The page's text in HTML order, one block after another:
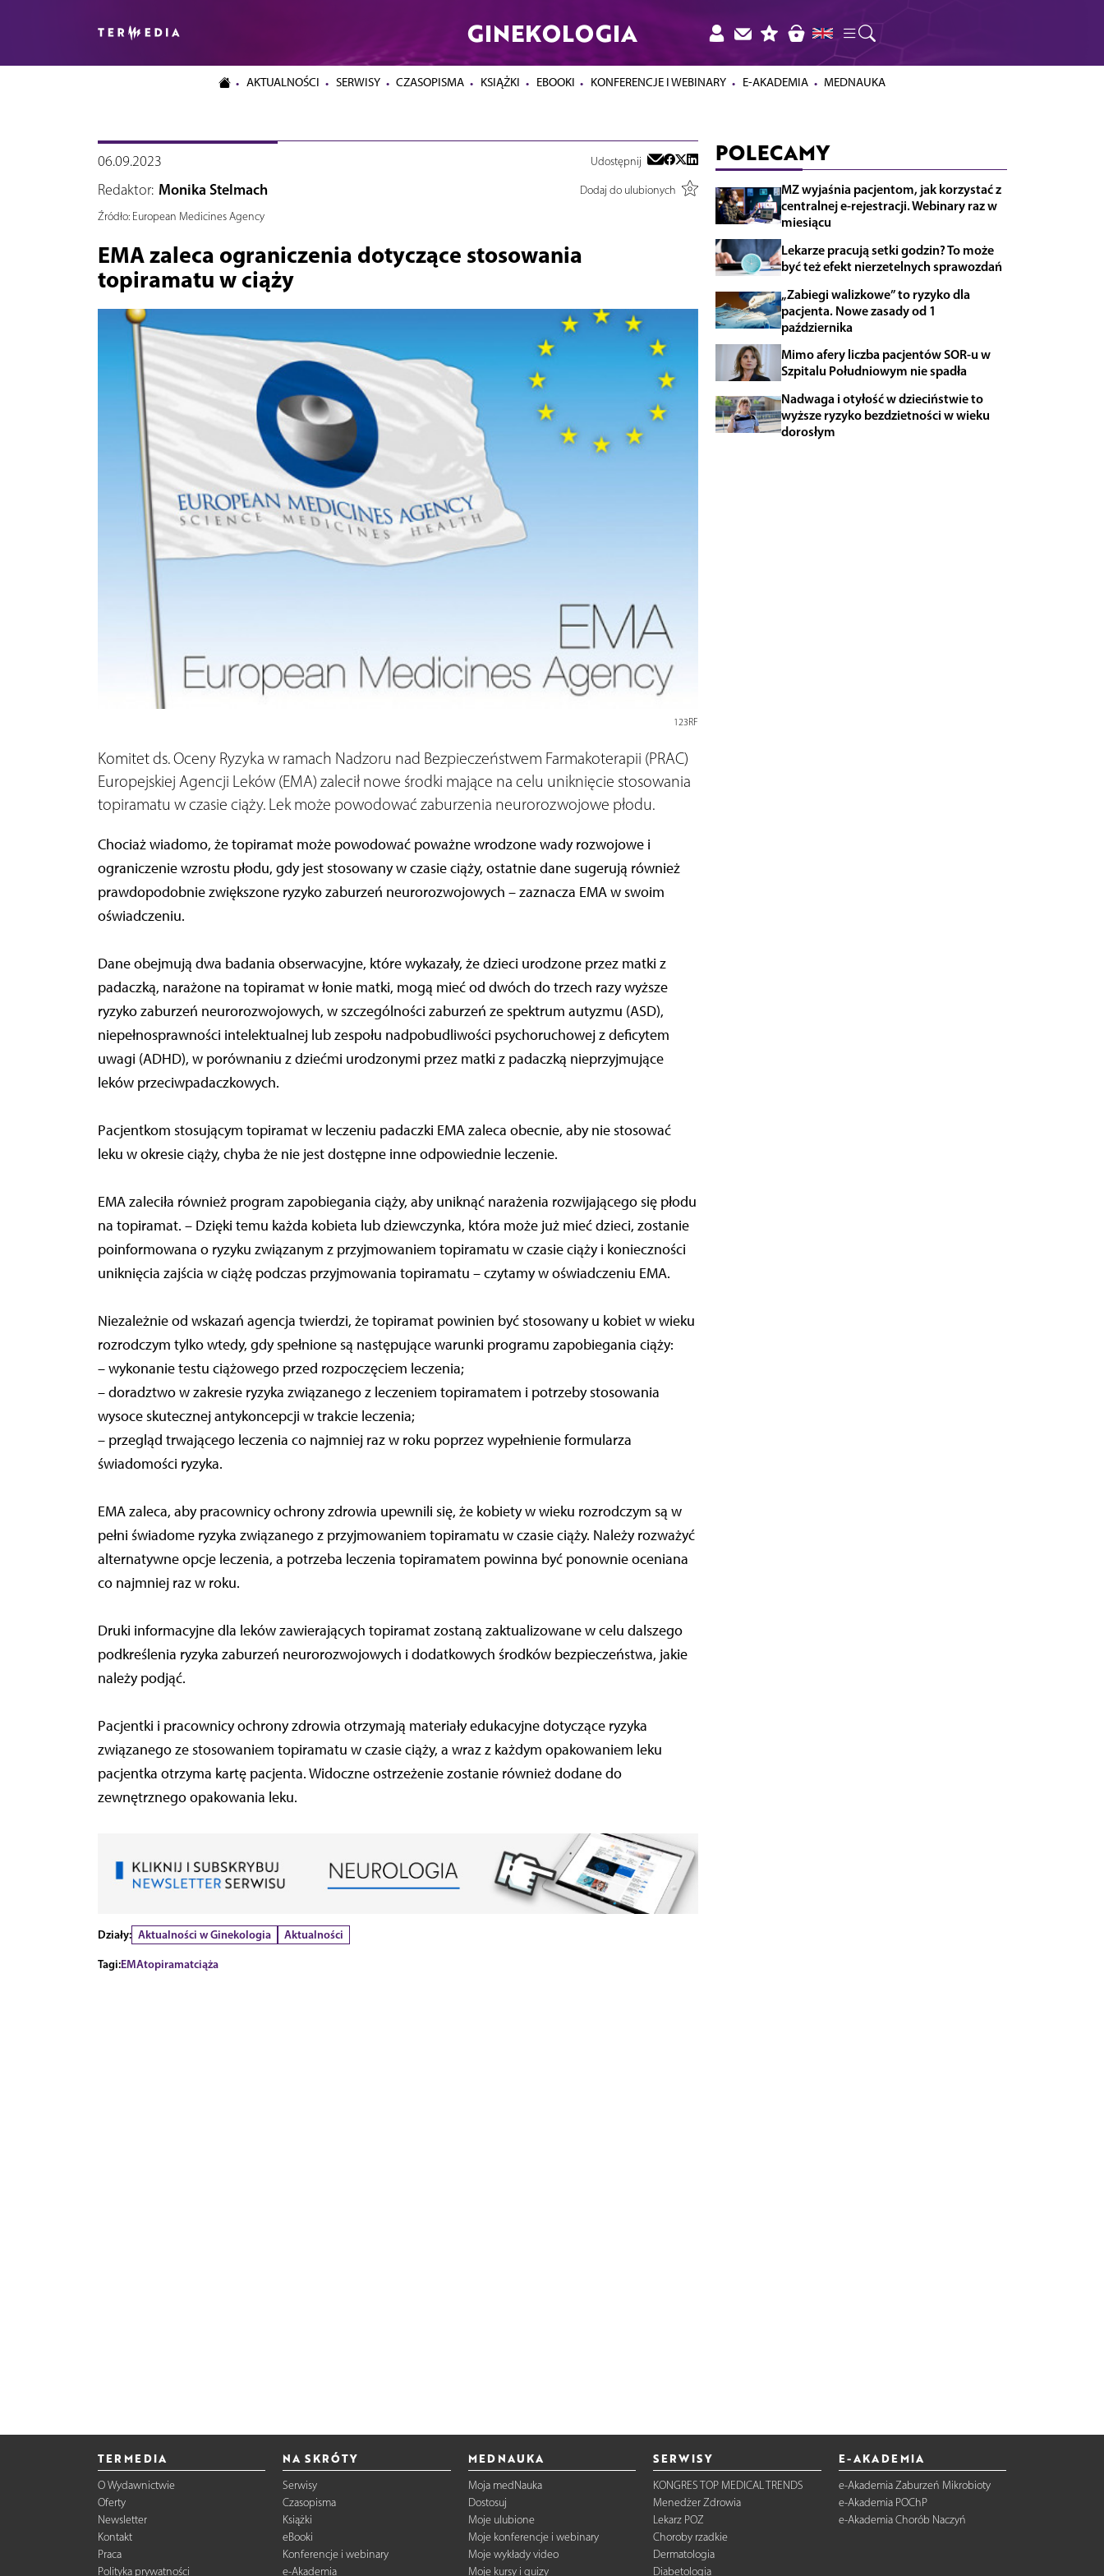
GINEKOLOGIA
AKTUALNOŚCI SERWISY CZASOPISMA KSIĄŻKI EBOOKI KONFERENCJE I WEBINARY E-AKADEMIA MEDNAUKA
06.09.2023 Udostępnij
Redaktor: Monika Stelmach
Dodaj do ulubionych
Źródło:European Medicines Agency
EMA zaleca ograniczenia dotyczące stosowania
topiramatu w ciąży
123RF
Komitet ds. Oceny Ryzyka w ramach Nadzoru nad Bezpieczeństwem Farmakoterapii (PRAC)
Europejskiej Agencji Leków (EMA) zalecił nowe środki mające na celu uniknięcie stosowania
topiramatu w czasie ciąży. Lek może powodować zaburzenia neurorozwojowe płodu.
Chociaż wiadomo, że topiramat może powodować poważne wrodzone wady rozwojowe i
ograniczenie wzrostu płodu, gdy jest stosowany w czasie ciąży, ostatnie dane sugerują również
prawdopodobnie zwiększone ryzyko zaburzeń neurorozwojowych – zaznacza EMA w swoim
oświadczeniu.
Dane obejmują dwa badania obserwacyjne, które wykazały, że dzieci urodzone przez matki z
padaczką, narażone na topiramat w łonie matki, mogą mieć od dwóch do trzech razy wyższe
ryzyko zaburzeń neurorozwojowych, w szczególności zaburzeń ze spektrum autyzmu (ASD),
niepełnosprawności intelektualnej lub zespołu nadpobudliwości psychoruchowej z deficytem
uwagi (ADHD), w porównaniu z dziećmi urodzonymi przez matki z padaczką nieprzyjmujące
leków przeciwpadaczkowych.
Pacjentkom stosującym topiramat w leczeniu padaczki EMA zaleca obecnie, aby nie stosować
leku w okresie ciąży, chyba że nie jest dostępne inne odpowiednie leczenie.
EMA zaleciła również program zapobiegania ciąży, aby uniknąć narażenia rozwijającego się płodu
na topiramat. – Dzięki temu każda kobieta lub dziewczynka, która może już mieć dzieci, zostanie
poinformowana o ryzyku związanym z przyjmowaniem topiramatu w czasie ciąży i konieczności
uniknięcia zajścia w ciążę podczas przyjmowania topiramatu – czytamy w oświadczeniu EMA.
Niezależnie od wskazań agencja twierdzi, że topiramat powinien być stosowany u kobiet w wieku
rozrodczym tylko wtedy, gdy spełnione są następujące warunki programu zapobiegania ciąży:
– wykonanie testu ciążowego przed rozpoczęciem leczenia;
– doradztwo w zakresie ryzyka związanego z leczeniem topiramatem i potrzeby stosowania
wysoce skutecznej antykoncepcji w trakcie leczenia;
– przegląd trwającego leczenia co najmniej raz w roku poprzez wypełnienie formularza
świadomości ryzyka.
EMA zaleca, aby pracownicy ochrony zdrowia upewnili się, że kobiety w wieku rozrodczym są w
pełni świadome ryzyka związanego z przyjmowaniem topiramatu w czasie ciąży. Należy rozważyć
alternatywne opcje leczenia, a potrzeba leczenia topiramatem powinna być ponownie oceniana
co najmniej raz w roku.
Druki informacyjne dla leków zawierających topiramat zostaną zaktualizowane w celu dalszego
podkreślenia ryzyka zaburzeń neurorozwojowych i dodatkowych środków bezpieczeństwa, jakie
należy podjąć.
Pacjentki i pracownicy ochrony zdrowia otrzymają materiały edukacyjne dotyczące ryzyka
związanego ze stosowaniem topiramatu w czasie ciąży, a wraz z każdym opakowaniem leku
pacjentka otrzyma kartę pacjenta. Widoczne ostrzeżenie zostanie również dodane do
zewnętrznego opakowania leku.
Działy: Aktualności w Ginekologia
Aktualności
Tagi:EMAtopiramatciąża
POLECAMY
MZ wyjaśnia pacjentom, jak korzystać z
centralnej e-rejestracji. Webinary raz w
miesiącu
Lekarze pracują setki godzin? To może
być też efekt nierzetelnych sprawozdań
„Zabiegi walizkowe” to ryzyko dla
pacjenta. Nowe zasady od 1
października
Mimo afery liczba pacjentów SOR-u w
Szpitalu Południowym nie spadła
Nadwaga i otyłość w dzieciństwie to
wyższe ryzyko bezdzietności w wieku
dorosłym
TERMEDIA
O Wydawnictwie
Oferty
Newsletter
Kontakt
Praca
Polityka prywatności
NA SKRÓTY
Serwisy
Czasopisma
Książki
eBooki
Konferencje i webinary
e-Akademia
MEDNAUKA
Moja medNauka
Dostosuj
Moje ulubione
Moje konferencje i webinary
Moje wykłady video
Moje kursy i quizy
SERWISY
KONGRES TOP MEDICAL TRENDS
Menedżer Zdrowia
Lekarz POZ
Choroby rzadkie
Dermatologia
Diabetologia
E-AKADEMIA
e-Akademia Zaburzeń Mikrobioty
e-Akademia POChP
e-Akademia Chorób Naczyń